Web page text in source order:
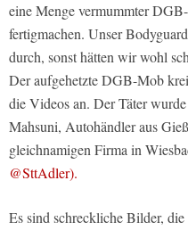
eine Menge vermummter
fertigmachen. Unser
durch, sonst hätten wir wohl
Der aufgehetzte DGB-Mob
die Videos an. Der Täter
Mahsuni, Autohändler aus
gleichnamigen Firma in
@SttAdler).
Es sind schreckliche Bilder,